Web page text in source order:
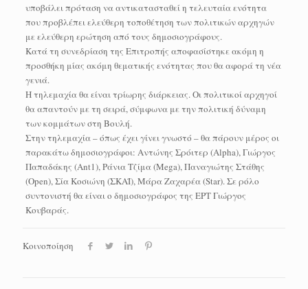
υποβάλει πρόταση να αντικατασταθεί η τελευταία ενότητα
που προβλέπει ελεύθερη τοποθέτηση των πολιτικών αρχηγών
με ελεύθερη ερώτηση από τους δημοσιογράφους.
Κατά τη συνεδρίαση της Επιτροπής αποφασίστηκε ακόμη η
προσθήκη μίας ακόμη θεματικής ενότητας που θα αφορά τη νέα
γενιά.
Η τηλεμαχία θα είναι τρίωρης διάρκειας. Οι πολιτικοί αρχηγοί
θα απαντούν με τη σειρά, σύμφωνα με την πολιτική δύναμη
των κομμάτων στη Βουλή.
Στην τηλεμαχία – όπως έχει γίνει γνωστό – θα πάρουν μέρος οι
παρακάτω δημοσιογράφοι: Αντώνης Σρόιτερ (Alpha), Γιώργος
Παπαδάκης (Αnt1), Ράνια Τζίμα (Mega), Παναγιώτης Στάθης
(Open), Σία Κοσιώνη (ΣΚΑΪ), Μάρα Ζαχαρέα (Star). Σε ρόλο
συντονιστή θα είναι ο δημοσιογράφος της ΕΡΤ Γιώργος
Κουβαράς.
Κοινοποίηση